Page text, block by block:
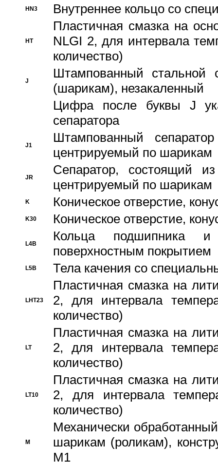
HN3 Внутреннее кольцо со
HT
Пластичная смазка на
NLGI 2, для интервала
количество)
J
Штампованный стальной
(шарикам), незакаленный
Цифра после буквы J
сепаратора
J1
Штампованный
центрируемый по шарикам
JR
Сепаратор, состоящий
центрируемый по шарикам
K Коническое отверстие,
K30 Коническое отверстие,
L4B
Кольца подшипника
поверхностным покрытием
L5B Тела качения со
LHT23
Пластичная смазка на
2, для интервала
количество)
LT
Пластичная смазка на
2, для интервала
количество)
LT10
Пластичная смазка на
2, для интервала
количество)
M
Механически
шарикам (роликам),
M1